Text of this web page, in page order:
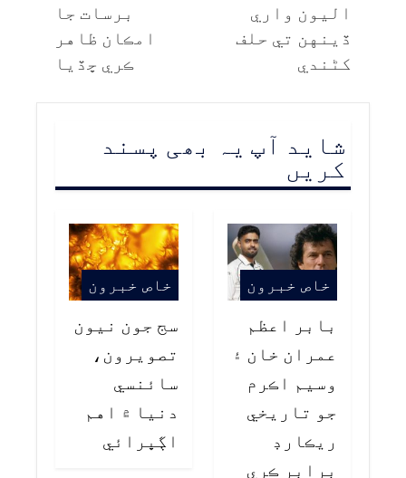
اليون واري
ڏينهن تي حلف
کڻندي
برسات جا
امڪان ظاهر
ڪري ڇڏيا
شاید آپ یہ بھی پسند
کریں
خاص خبرون
بابر اعظم
عمران خان ۽
وسيم اڪرم
جو تاريخي
ريڪارڊ
برابر ڪري
خاص خبرون
سج جون نيون
تصويرون،
سائنسي
دنيا ۾ اهم
اڳڀرائي